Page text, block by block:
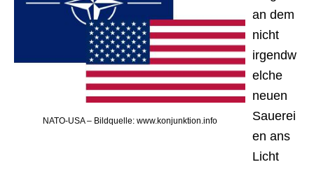
NATO-USA – Bildquelle: www.konjunktion.info
an dem
nicht
irgendw
elche
neuen
Sauerei
en ans
Licht